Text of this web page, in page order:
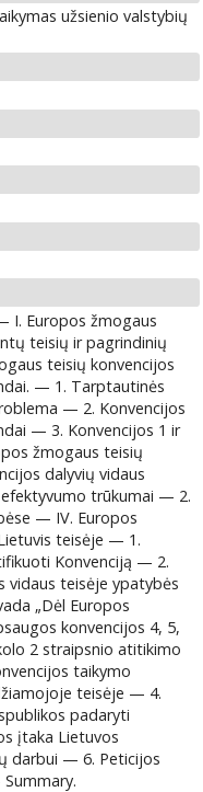
užsienio valstybių
Europos žmogaus
teisių ir pagrindinių
teisių konvencijos
— 1. Tarptautinės
— 2. Konvencijos
— 3. Konvencijos 1 ir
žmogaus teisių
dalyvių vidaus
trūkumai — 2.
— IV. Europos
teisėje — 1.
Konvenciją — 2.
vidaus teisėje ypatybės
„Dėl Europos
konvencijos 4, 5,
2 straipsnio atitikimo
taikymo
teisėje — 4.
padaryti
įtaka Lietuvos
darbui — 6. Peticijos